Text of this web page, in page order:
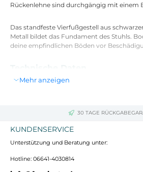
Rückenlehne sind durchgängig mit einem
Das standfeste Vierfußgestell aus
Metall bildet das Fundament des Stuhls.
deine empfindlichen Böden vor
Maße: 88 cm (Höhe) x 45 cm (Breite) x
Gestellmaterial: Metall matt schwarz
Mehr anzeigen
30 TAGE
KUNDENSERVICE
Unterstützung und Beratung unter:
Hotline: 06641-4030814